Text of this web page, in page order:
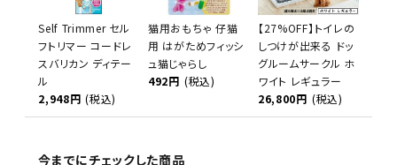
Self Trimmer セル
フトリマー コードレ
スバリカン ディテー
ル
2,948円 (税込)
猫用おもちゃ 仔猫
用 はがためフィッシ
ュ猫じゃらし
492円 (税込)
【27%OFF】トイレの
しつけが出来る ドッ
グルームサークル ホ
ワイト レギュラー
26,800円 (税込)
今までにチェックした商品